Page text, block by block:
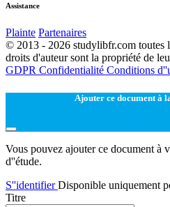
Assistance
Plainte Partenaires
© 2013 - 2026 studylibfr.com toutes
droits d'auteur sont la propriété de
GDPR Confidentialité Conditions
Ajouter ce document à
Vous pouvez ajouter ce document à
d''étude.
S''identifierDisponible uniquement
Titre